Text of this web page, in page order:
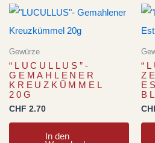
Gewürze
“LUCULLUS”-
GEMAHLENER
KREUZKÜMMEL
20G
CHF 2.70
In den